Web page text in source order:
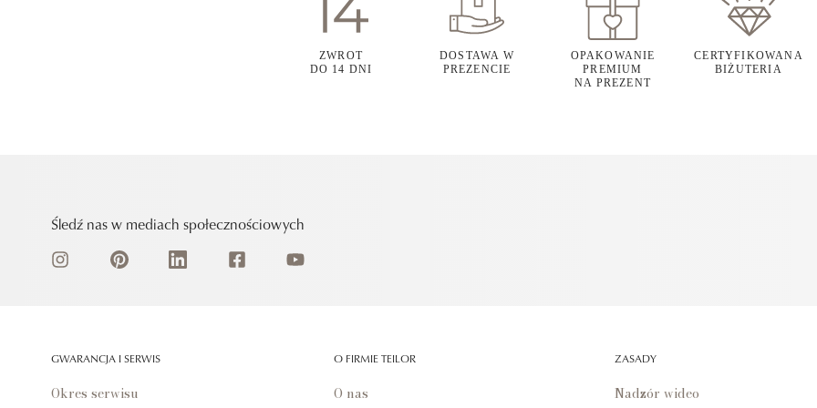
ZWROT
DO 14 DNI
DOSTAWA W
PREZENCIE
OPAKOWANIE
PREMIUM
NA PREZENT
CERTYFIKOWANA
BIŻUTERIA
Śledź nas w mediach społecznościowych
GWARANCJA I SERWIS
Okres serwisu
O FIRMIE TEILOR
O nas
ZASADY
Nadzór wideo